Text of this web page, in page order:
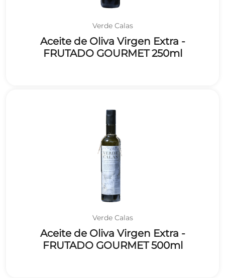
Verde Calas
Aceite de Oliva Virgen Extra -
FRUTADO GOURMET 250ml
Verde Calas
Aceite de Oliva Virgen Extra -
FRUTADO GOURMET 500ml